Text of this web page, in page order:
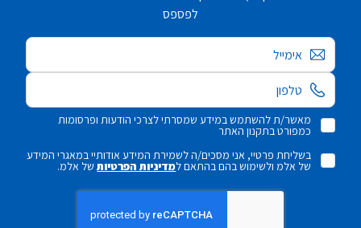
לפספס
אימייל
מאשר/ת להשתמש במידע שמסרתי לצרכי הודעות ופרסומות
כמפורט בתקנון האתר
בשליחת פרטיי, אני מסכים/ה לשמירת המידע אודותיי במאגרי המידע
של אלמ ולשימוש בהם בהתאם למדיניות הפרטיותשל אלמ.